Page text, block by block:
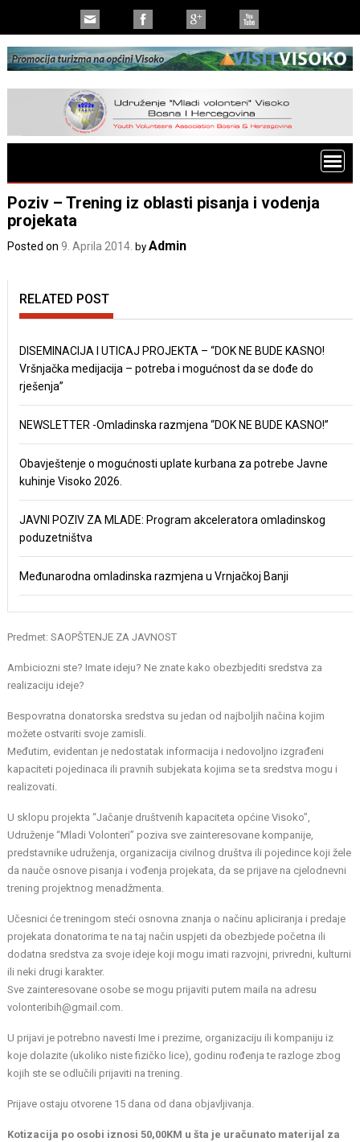
Poziv – Trening iz oblasti pisanja i vodenja
projekata
Posted on9. Aprila 2014. byAdmin
RELATED POST
DISEMINACIJA I UTICAJ PROJEKTA – “DOK NE BUDE KASNO!
Vršnjačka medijacija – potreba i mogućnost da se dođe do
rješenja”
NEWSLETTER -Omladinska razmjena “DOK NE BUDE KASNO!”
Obavještenje o mogućnosti uplate kurbana za potrebe Javne
kuhinje Visoko 2026.
JAVNI POZIV ZA MLADE: Program akceleratora omladinskog
poduzetništva
Međunarodna omladinska razmjena u Vrnjačkoj Banji
Predmet: SAOPŠTENJE ZA JAVNOST
Ambiciozni ste? Imate ideju? Ne znate kako obezbjediti sredstva za
realizaciju ideje?
Bespovratna donatorska sredstva su jedan od najboljih načina kojim
možete ostvariti svoje zamisli.
Međutim, evidentan je nedostatak informacija i nedovoljno izgrađeni
kapaciteti pojedinaca ili pravnih subjekata kojima se ta sredstva mogu i
realizovati.
U sklopu projekta “Jačanje društvenih kapaciteta općine Visoko”,
Udruženje “Mladi Volonteri” poziva sve zainteresovane kompanije,
predstavnike udruženja, organizacija civilnog društva ili pojedince koji žele
da nauče osnove pisanja i vođenja projekata, da se prijave na cjelodnevni
trening projektnog menadžmenta.
Učesnici će treningom steći osnovna znanja o načinu apliciranja i predaje
projekata donatorima te na taj način uspjeti da obezbjede početna ili
dodatna sredstva za svoje ideje koji mogu imati razvojni, privredni, kulturni
ili neki drugi karakter.
Sve zainteresovane osobe se mogu prijaviti putem maila na adresu
volonteribih@gmail.com.
U prijavi je potrebno navesti Ime i prezime, organizaciju ili kompaniju iz
koje dolazite (ukoliko niste fizičko lice), godinu rođenja te razloge zbog
kojih ste se odlučili prijaviti na trening.
Prijave ostaju otvorene 15 dana od dana objavljivanja.
Kotizacija po osobi iznosi 50,00KM u šta je uračunato materijal za